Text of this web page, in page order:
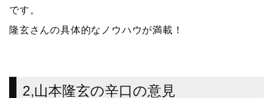
です。
隆玄さんの具体的なノウハウが満載！
2,山本隆玄の辛口の意見